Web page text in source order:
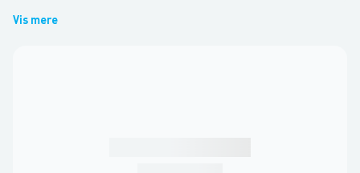
Vis mere